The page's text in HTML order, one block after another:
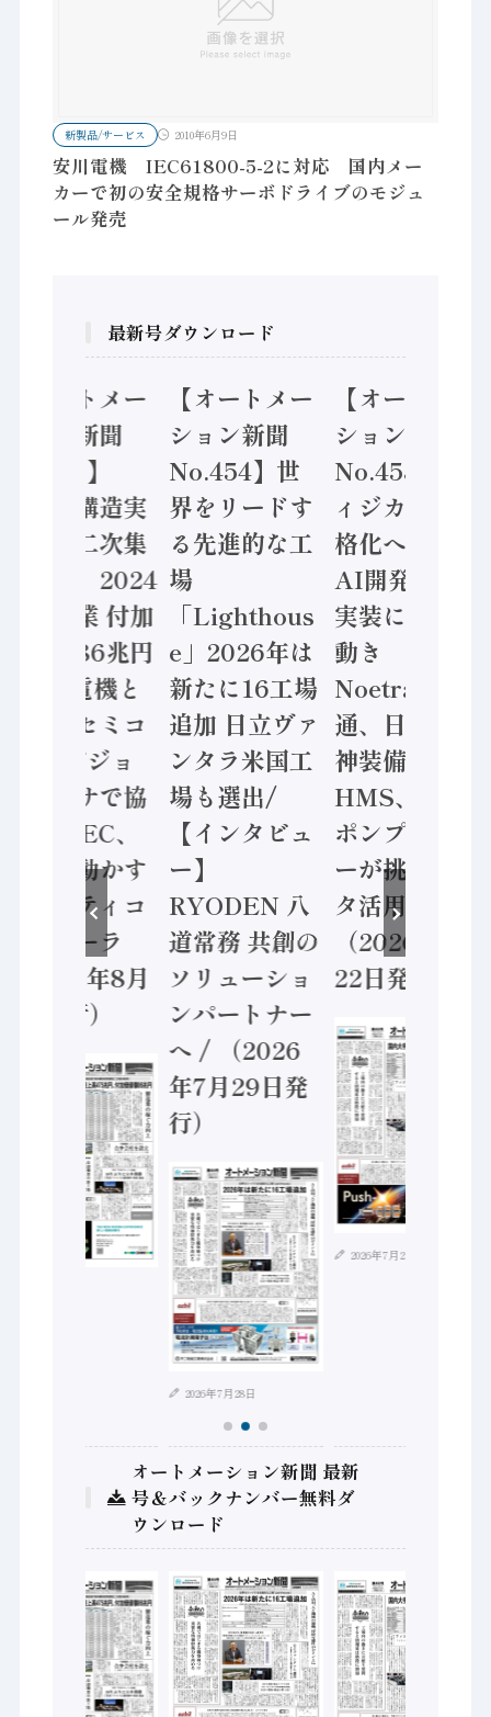
新製品/サービス 2010年6月9日
安川電機 IEC61800-5-2に対応 国内メー
カーで初の安全規格サーボドライブのモジュ
ール発売
最新号ダウンロード
【オートメー
ション新聞
No.455】
「経済構造実
態調査二次集
計結果」2024
年製造業 付加
価値額86兆円
/ 三菱電機と
ソニーセミコ
ン AIビジョ
ンセンサで協
業 / IDEC、
安全に動かす
セーフティコ
ントローラ
（2026年8月
5日発行）
【オートメー
ション新聞
No.454】世
界をリードす
る先進的な工
場
「Lighthous
e」2026年は
新たに16工場
追加 日立ヴァ
ンタラ米国工
場も選出/
【インタビュ
ー】
RYODEN 八
道常務 共創の
ソリューショ
ンパートナー
へ / （2026
年7月29日発
行）
2026年7月28日
【オートメー
ション新聞
No.453】フ
ィジカルAI本
格化へ 国産
AI開発や社会
実装に活発な
動き
Noetra、富士
通、日立 / 兵
神装備 ×
HMS、老舗
ポンプメーカ
ーが挑むデー
タ活用 など
（2026年7月
22日発行）
2026年7月21日
オートメーション新聞 最新
号＆バックナンバー無料ダ
ウンロード